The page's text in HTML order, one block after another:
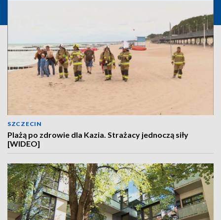
SZCZECIN
Plażą po zdrowie dla Kazia. Strażacy jednoczą siły
[WIDEO]